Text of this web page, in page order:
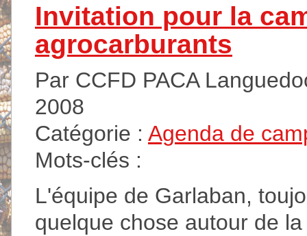
Invitation pour la
agrocarburants
Par CCFD PACA
2008
Catégorie : Agenda de
Mots-clés :
L'équipe de Garlaban,
quelque chose autour de